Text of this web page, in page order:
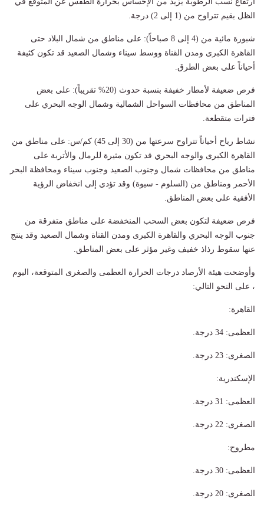
الظل بقيم تتراوح من (1 إلى 2) درجة.
​شبورة مائية من (4 إلى 8 صباحاً): على مناطق من شمال البلاد حتى
القاهرة الكبرى ومدن القناة ووسط سيناء وشمال الصعيد قد تكون كثيفة
أحياناً على بعض الطرق.
​فرص ضعيفة لأمطار خفيفة بنسبة حدوث (20% تقريباً): على بعض
المناطق من محافظات السواحل الشمالية وشمال الوجه البحري على
فترات متقطعة.
​نشاط رياح أحياناً تتراوح سرعتها من (30 إلى 45) كم/س: على مناطق من
القاهرة الكبرى والوجه البحري قد تكون مثيرة للرمال والأتربة على
مناطق من محافظات شمال وجنوب الصعيد وجنوب سيناء ومحافظة البحر
الأحمر ومناطق من (السلوم - سيوة) وقد تؤدي إلى انخفاض الرؤية
الأفقية على بعض المناطق.
​فرص ضعيفة لتكون بعض السحب المنخفضة على مناطق متفرقة من
جنوب الوجه البحري والقاهرة الكبرى ومدن القناة وشمال الصعيد وقد ينتج
عنها سقوط رذاذ خفيف وغير مؤثر على بعض المناطق.
وأوضحت هيئة الأرصاد درجات الحرارة العظمى والصغرى المتوقعة، اليوم
، على النحو التالي:
القاهرة:
​العظمى: 34 درجة.
​الصغرى: 23 درجة.
​الإسكندرية:
​العظمى: 31 درجة.
​الصغرى: 22 درجة.
​مطروح:
​العظمى: 30 درجة.
​الصغرى: 20 درجة.